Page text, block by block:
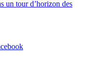
un tour d’horizon des